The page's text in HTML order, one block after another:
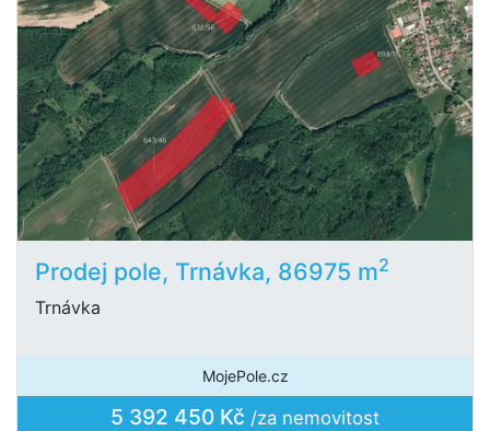
Prodej pole, Trnávka, 86975 m2
Trnávka
MojePole.cz
5 392 450 Kč /za nemovitost